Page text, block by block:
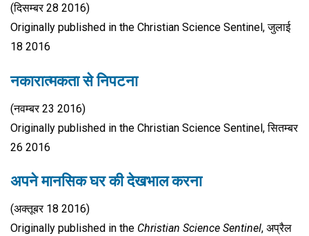
(दिसम्बर 28 2016)
Originally published in the Christian Science Sentinel, जुलाई
18 2016
नकारात्मकता से निपटना
(नवम्बर 23 2016)
Originally published in the Christian Science Sentinel, सितम्बर
26 2016
अपने मानसिक घर की देखभाल करना
(अक्तूबर 18 2016)
Originally published in the Christian Science Sentinel, अप्रैल